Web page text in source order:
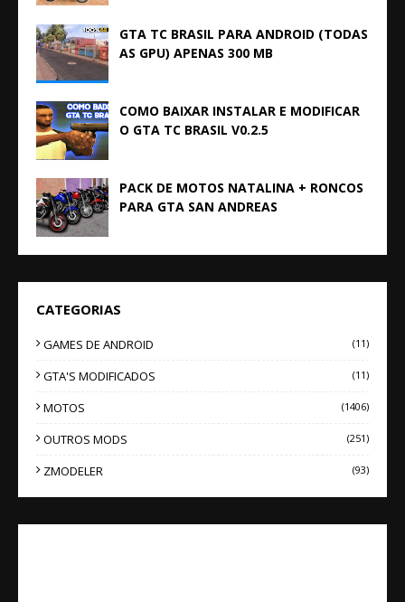
GTA TC BRASIL PARA ANDROID (TODAS
AS GPU) APENAS 300 MB
COMO BAIXAR INSTALAR E MODIFICAR
O GTA TC BRASIL V0.2.5
PACK DE MOTOS NATALINA + RONCOS
PARA GTA SAN ANDREAS
CATEGORIAS
GAMES DE ANDROID (11)
GTA'S MODIFICADOS (11)
MOTOS (1406)
OUTROS MODS (251)
ZMODELER (93)